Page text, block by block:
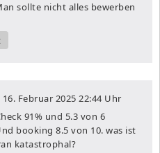
sollte nicht alles bewerben
16. Februar 2025 22:44 Uhr
91% und 5.3 von 6
booking 8.5 von 10. was ist
katastrophal?